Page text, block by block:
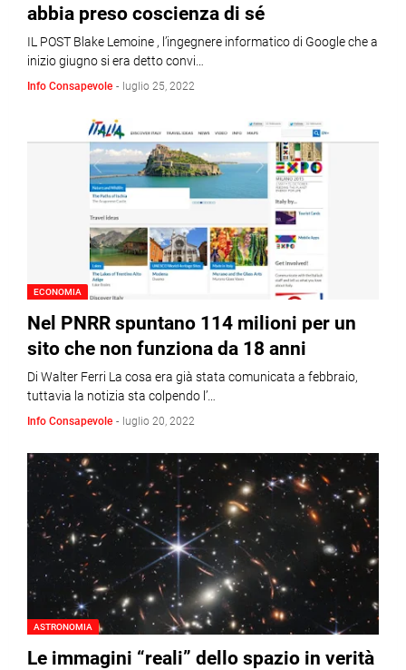
abbia preso coscienza di sé
IL POST Blake Lemoine , l’ingegnere informatico di Google che a
inizio giugno si era detto convi…
Info Consapevole - luglio 25, 2022
ECONOMIA
Nel PNRR spuntano 114 milioni per un
sito che non funziona da 18 anni
Di Walter Ferri La cosa era già stata comunicata a febbraio,
tuttavia la notizia sta colpendo l’…
Info Consapevole - luglio 20, 2022
ASTRONOMIA
Le immagini “reali” dello spazio in verità